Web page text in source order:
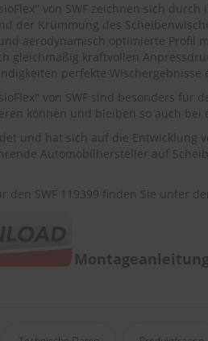
von SWF zeichnen sich
der Krümmung des
aerodynamisch optimierte Profil
gleichmäßig kraftvollen
perfekte Wischergebnisse
von SWF sind besonders für
können und bleiben so auch bei
und hat sich auf die Entwicklung
Automobilhersteller auf
den SWF 119399 finden Sie unter
Montageanleitung